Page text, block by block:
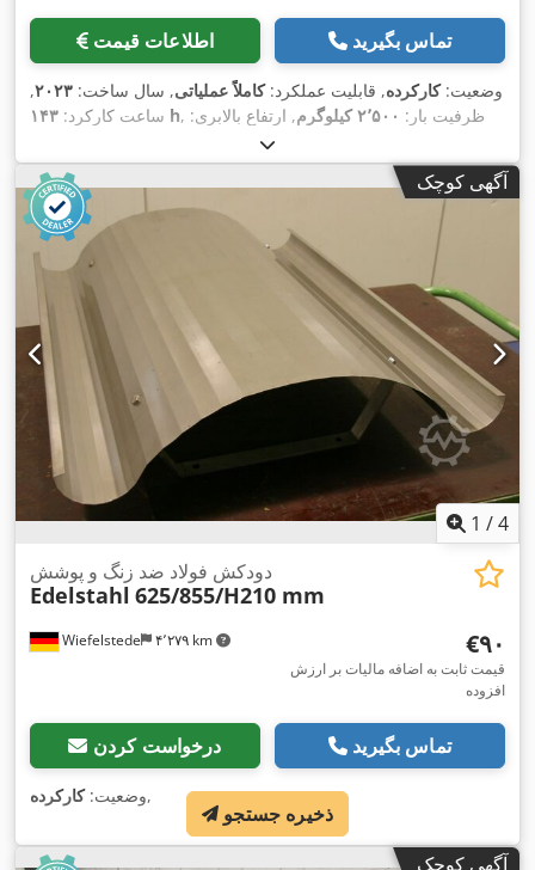
اطلاعات قیمت تماس بگیرید
وضعیت:کارکرده, قابلیت عملکرد:کاملاً عملیاتی, سال ساخت: ۲۰۲۳,
ساعت کارکرد: ۱۴۳ h , ظرفیت بار: ۲٬۵۰۰ کیلوگرم
, ارتفاع بالابری:
دیزل
وزن خالی:۴٬۸۰۰ کیلوگرم , نوع سیستم انتقال قدرت:Diesel, عرض
ساخت:۱٬۱۸۱ میلی‌متر , آگهی کوچک
1 /4
Wiefelstede ۴٬۲۷۹ km
دودکش فولاد ضد زنگ و پوشش
Edelstahl 625/855/H210 mm
‎€۹۰
قیمت ثابت به اضافه مالیات بر ارزش
افزوده
درخواست کردن تماس بگیرید
وضعیت:کارکرده ,
آگهی کوچک
ذخیره جستجو